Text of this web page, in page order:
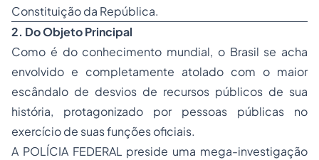
Constituição da República.
2. Do Objeto Principal
Como é do conhecimento mundial, o Brasil se acha
envolvido e completamente atolado com o maior
escândalo de desvios de recursos públicos de sua
história, protagonizado por pessoas públicas no
exercício de suas funções oficiais.
A POLÍCIA FEDERAL preside uma mega-investigação